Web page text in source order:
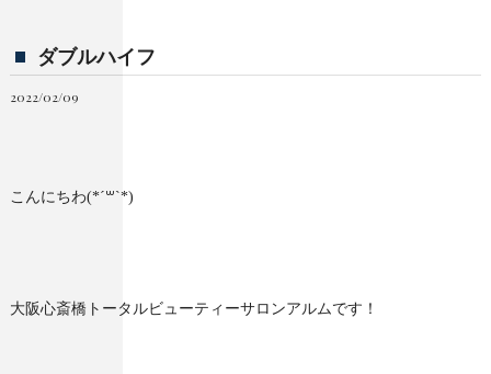
ダブルハイフ
2022/02/09
こんにちわ(*´꒳`*)
大阪心斎橋トータルビューティーサロンアルムです！